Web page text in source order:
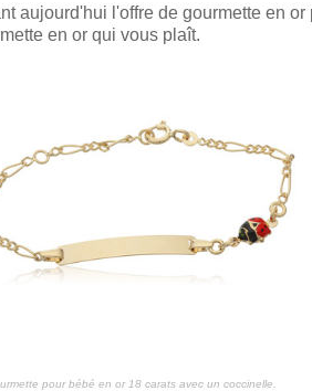
aujourd'hui l'offre de gourmette en or
en or qui vous plaît.
pour bébé en or 18 carats avec un coccinelle.